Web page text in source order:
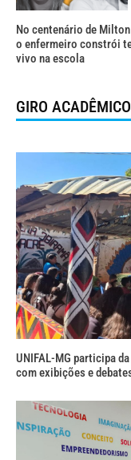
No centenário de
o enfermeiro constrói
vivo na escola
GIRO ACADÊMICO
UNIFAL-MG participa
com exibições e